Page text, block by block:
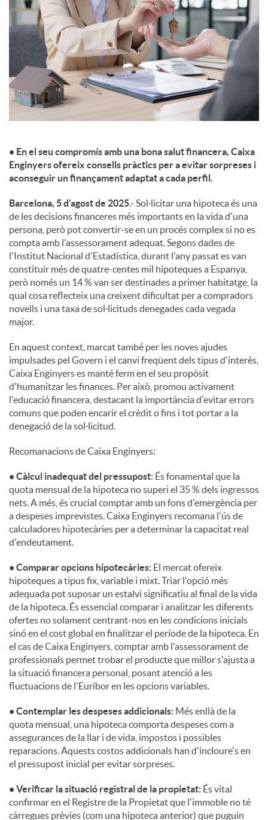
e
o
n
t
i
n
g
u
t
s
• En el seu compromís amb una bona salut financera, Caixa
Enginyers ofereix consells pràctics per a evitar sorpreses i
aconseguir un finançament adaptat a cada perfil.
Barcelona, 5 d'agost de 2025.- Sol·licitar una hipoteca és una
de les decisions financeres més importants en la vida d'una
persona, però pot convertir-se en un procés complex si no es
compta amb l'assessorament adequat. Segons dades de
l'Institut Nacional d'Estadística, durant l'any passat es van
constituir més de quatre-centes mil hipoteques a Espanya,
però només un 14 % van ser destinades a primer habitatge, la
qual cosa reflecteix una creixent dificultat per a compradors
novells i una taxa de sol·licituds denegades cada vegada
major.
En aquest context, marcat també per les noves ajudes
impulsades pel Govern i el canvi freqüent dels tipus d'interès,
Caixa Enginyers es manté ferm en el seu propòsit
d'humanitzar les finances. Per això, promou activament
l'educació financera, destacant la importància d'evitar errors
comuns que poden encarir el crèdit o fins i tot portar a la
denegació de la sol·licitud.
Recomanacions de Caixa Enginyers:
• Càlcul inadequat del pressupost: És fonamental que la
quota mensual de la hipoteca no superi el 35 % dels ingressos
nets. A més, és crucial comptar amb un fons d'emergència per
a despeses imprevistes. Caixa Enginyers recomana l'ús de
calculadores hipotecàries per a determinar la capacitat real
d'endeutament.
• Comparar opcions hipotecàries: El mercat ofereix
hipoteques a tipus fix, variable i mixt. Triar l'opció més
adequada pot suposar un estalvi significatiu al final de la vida
de la hipoteca. És essencial comparar i analitzar les diferents
ofertes no solament centrant-nos en les condicions inicials
sinó en el cost global en finalitzar el període de la hipoteca. En
el cas de Caixa Enginyers, comptar amb l'assessorament de
professionals permet trobar el producte que millor s'ajusta a
la situació financera personal, posant atenció a les
fluctuacions de l'Euríbor en les opcions variables.
• Contemplar les despeses addicionals: Més enllà de la
quota mensual, una hipoteca comporta despeses com a
assegurances de la llar i de vida, impostos i possibles
reparacions. Aquests costos addicionals han d'incloure's en
el pressupost inicial per evitar sorpreses.
• Verificar la situació registral de la propietat: És vital
confirmar en el Registre de la Propietat que l'immoble no té
càrregues prèvies (com una hipoteca anterior) que puguin